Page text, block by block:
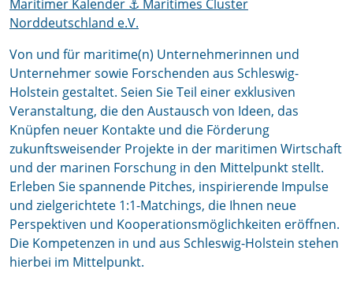
Maritimer Kalender ⚓ Maritimes Cluster
Norddeutschland e.V.
Von und für maritime(n) Unternehmerinnen und
Unternehmer sowie Forschenden aus Schleswig-
Holstein gestaltet. Seien Sie Teil einer exklusiven
Veranstaltung, die den Austausch von Ideen, das
Knüpfen neuer Kontakte und die Förderung
zukunftsweisender Projekte in der maritimen Wirtschaft
und der marinen Forschung in den Mittelpunkt stellt.
Erleben Sie spannende Pitches, inspirierende Impulse
und zielgerichtete 1:1-Matchings, die Ihnen neue
Perspektiven und Kooperationsmöglichkeiten eröffnen.
Die Kompetenzen in und aus Schleswig-Holstein stehen
hierbei im Mittelpunkt.